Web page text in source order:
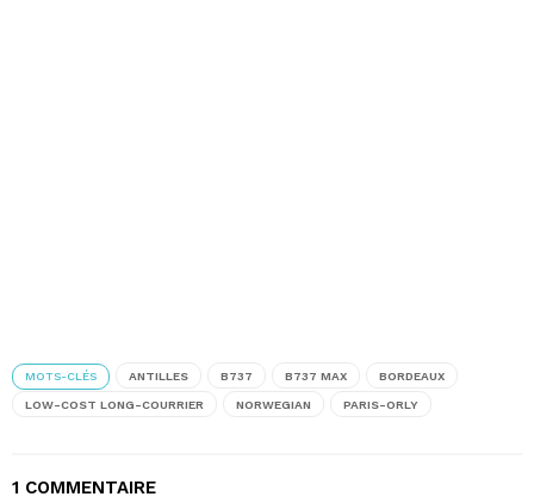
MOTS-CLÉS ANTILLES B737 B737 MAX BORDEAUX
LOW-COST LONG-COURRIER NORWEGIAN PARIS-ORLY
1 COMMENTAIRE